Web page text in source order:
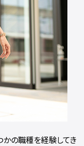
の職種を経験してき